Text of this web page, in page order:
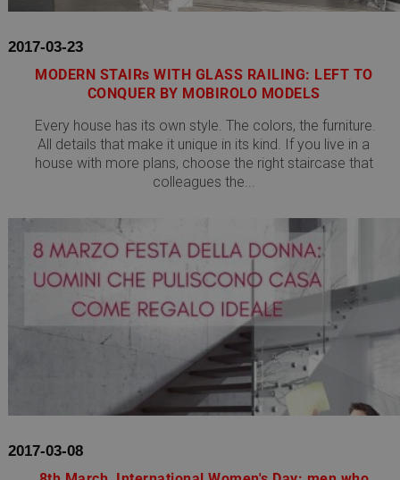
2017-03-23
MODERN STAIRs WITH GLASS RAILING: LEFT TO
CONQUER BY MOBIROLO MODELS
Every house has its own style. The colors, the furniture.
All details that make it unique in its kind. If you live in a
house with more plans, choose the right staircase that
colleagues the...
2017-03-08